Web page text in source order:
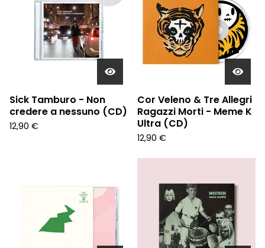
Sick Tamburo - Non
credere a nessuno (CD)
12,90 €
Cor Veleno & Tre Allegri
Ragazzi Morti - Meme K
Ultra (CD)
12,90 €